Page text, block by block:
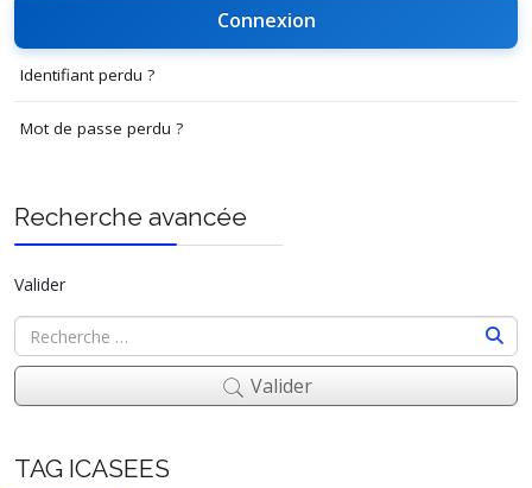
Connexion
Identifiant perdu ?
Mot de passe perdu ?
Recherche avancée
Valider
Valider
TAG ICASEES